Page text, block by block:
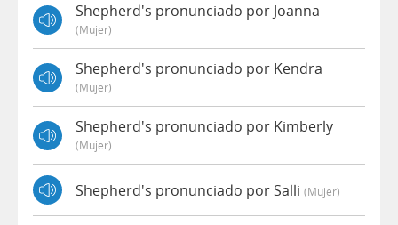
Shepherd's pronunciado por Joanna
(mujer)
Shepherd's pronunciado por Kendra
(mujer)
Shepherd's pronunciado por Kimberly
(mujer)
Shepherd's pronunciado por Salli (mujer)